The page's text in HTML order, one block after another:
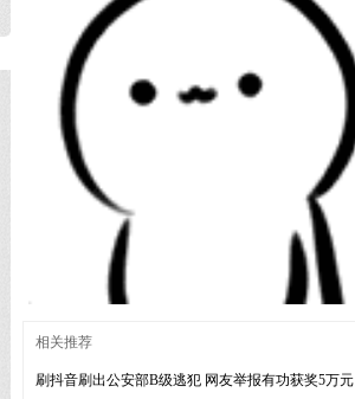
相关推荐
刷抖音刷出公安部B级逃犯 网友举报有功获奖5万元